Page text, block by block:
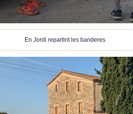
En Jordi repartint les banderes